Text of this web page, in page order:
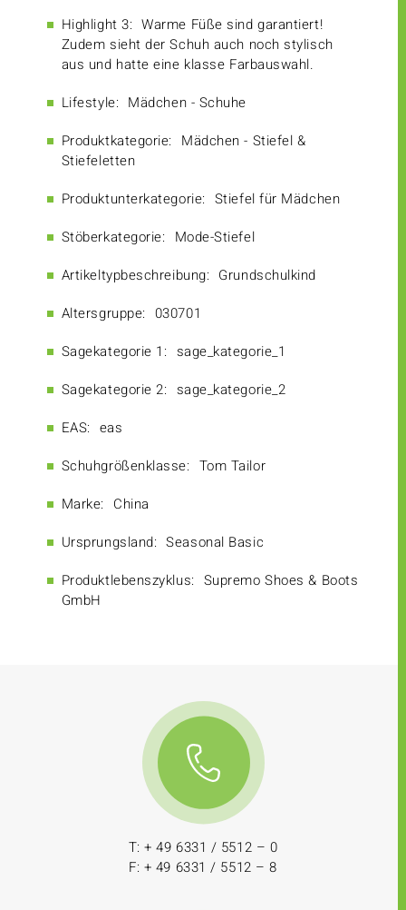
Highlight 3: Warme Füße sind garantiert!
Zudem sieht der Schuh auch noch stylisch
aus und hatte eine klasse Farbauswahl.
Lifestyle: Mädchen - Schuhe
Produktkategorie: Mädchen - Stiefel &
Stiefeletten
Produktunterkategorie: Stiefel für Mädchen
Stöberkategorie: Mode-Stiefel
Artikeltypbeschreibung: Grundschulkind
Altersgruppe: 030701
Sagekategorie 1: sage_kategorie_1
Sagekategorie 2: sage_kategorie_2
EAS: eas
Schuhgrößenklasse: Tom Tailor
Marke: China
Ursprungsland: Seasonal Basic
Produktlebenszyklus: Supremo Shoes & Boots
GmbH
T: + 49 6331 / 5512 – 0
F: + 49 6331 / 5512 – 8